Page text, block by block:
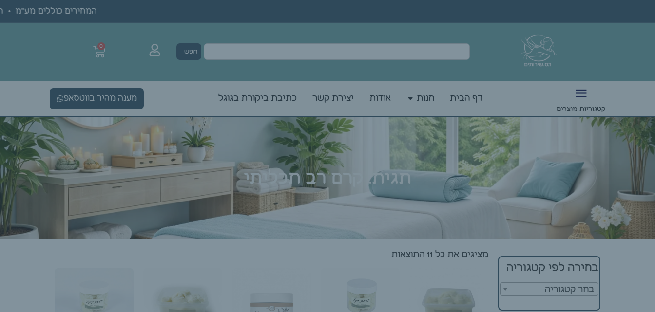
המחירים כוללים מע"מ •
חפש
0
מענה מהיר בווטסאפ
קטגוריות מוצרים
דף הבית חנות אודות יצירת קשר כתיבת ביקורת בגוגל
תגית: קרם רב תכליתי
בחירה לפי קטגוריה
בחר קטגוריה
מציגים את כל ⁦11⁩ התוצאות